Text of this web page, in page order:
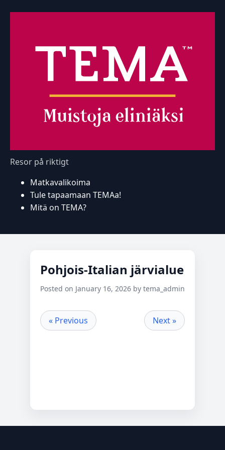
Resor på riktigt
Matkavalikoima
Tule tapaamaan TEMAa!
Mitä on TEMA?
Pohjois-Italian järvialue
Posted on January 16, 2026 by tema_admin
« Previous Next »